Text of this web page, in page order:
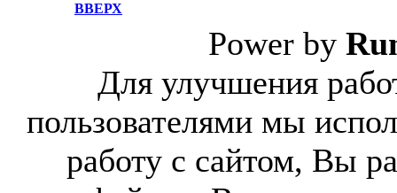
ВВЕРХ
Power by
Для улучшения
пользователями мы
работу с сайтом, Вы